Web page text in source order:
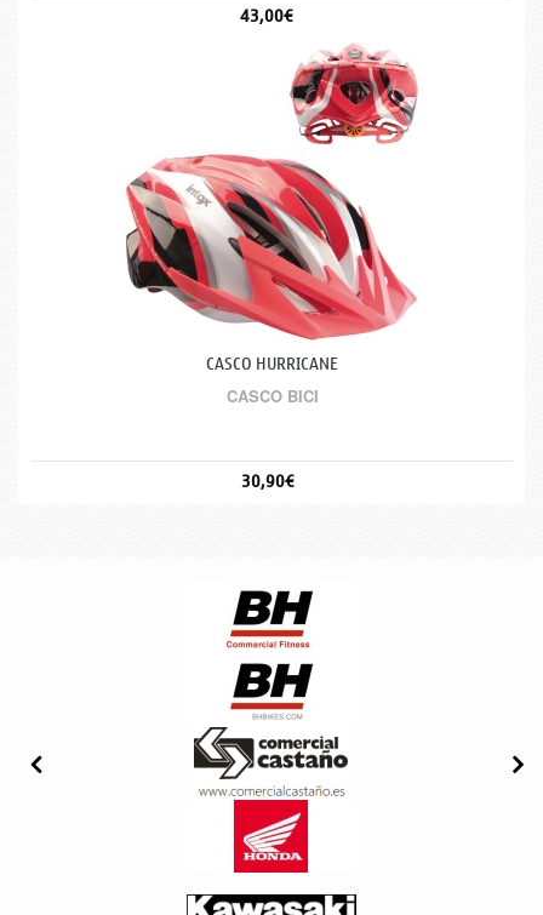
43,00€
CASCO HURRICANE
CASCO BICI
30,90€